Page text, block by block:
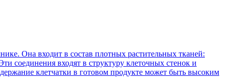
Она входит в состав плотных растительных тканей:
соединения входят в структуру клеточных стенок и
клетчатки в готовом продукте может быть высоким